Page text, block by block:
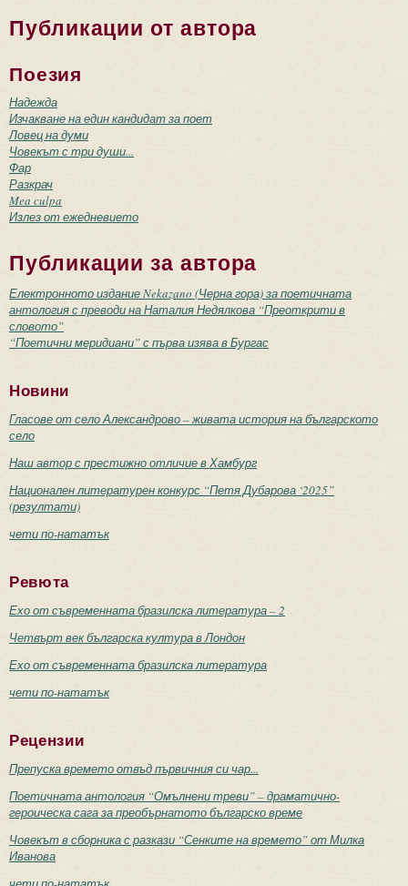
Публикации от автора
Поезия
Надежда
Изчакване на един кандидат за поет
Ловец на думи
Човекът с три души...
Фар
Разкрач
Mea culpa
Излез от ежедневието
Публикации за автора
Електронното издание Nekazano (Черна гора) за поетичната
антология с преводи на Наталия Недялкова “Преоткрити в
словото”
“Поетични меридиани” с първа изява в Бургас
Новини
Гласове от село Александрово – живата история на българското
село
Наш автор с престижно отличие в Хамбург
Национален литературен конкурс “Петя Дубарова ‘2025”
(резултати)
чети по-нататък
Ревюта
Ехо от съвременната бразилска литература – 2
Четвърт век българска култура в Лондон
Ехо от съвременната бразилска литература
чети по-нататък
Рецензии
Препуска времето отвъд първичния си чар...
Поетичната антология “Омълнени треви” – драматично-
героическа сага за преобърнатото българско време
Човекът в сборника с разкази “Сенките на времето” от Милка
Иванова